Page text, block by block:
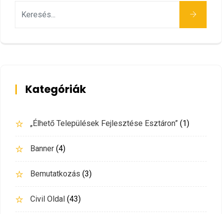
Kategóriák
„Élhető Települések Fejlesztése Esztáron” (1)
Banner (4)
Bemutatkozás (3)
Civil Oldal (43)